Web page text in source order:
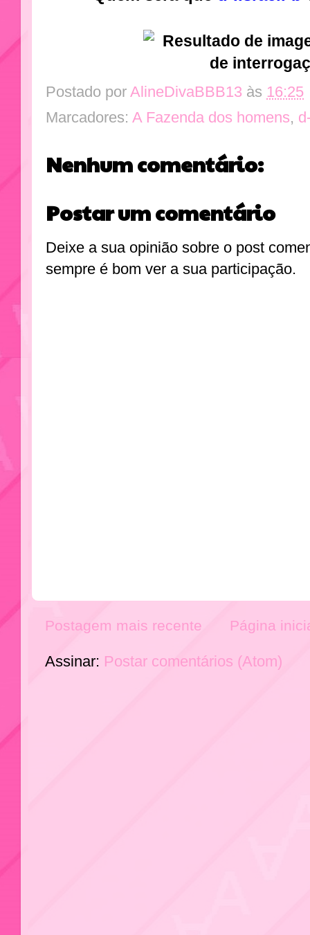
Postado por AlineDivaBBB13 às 16:25
Marcadores: A Fazenda dos homens,
Nenhum comentário:
Postar um comentário
Deixe a sua opinião sobre o post
sempre é bom ver a sua participação.
Postagem mais recente Página
Assinar: Postar comentários (Atom)